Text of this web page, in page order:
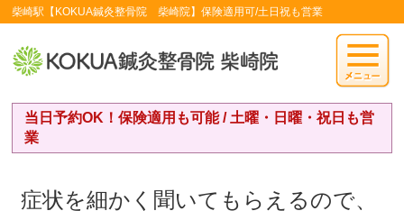
柴崎駅【KOKUA鍼灸整骨院 柴崎院】保険適用可/土日祝も営業
当日予約OK！保険適用も可能 / 土曜・日曜・祝日も営
業
症状を細かく聞いてもらえるので、